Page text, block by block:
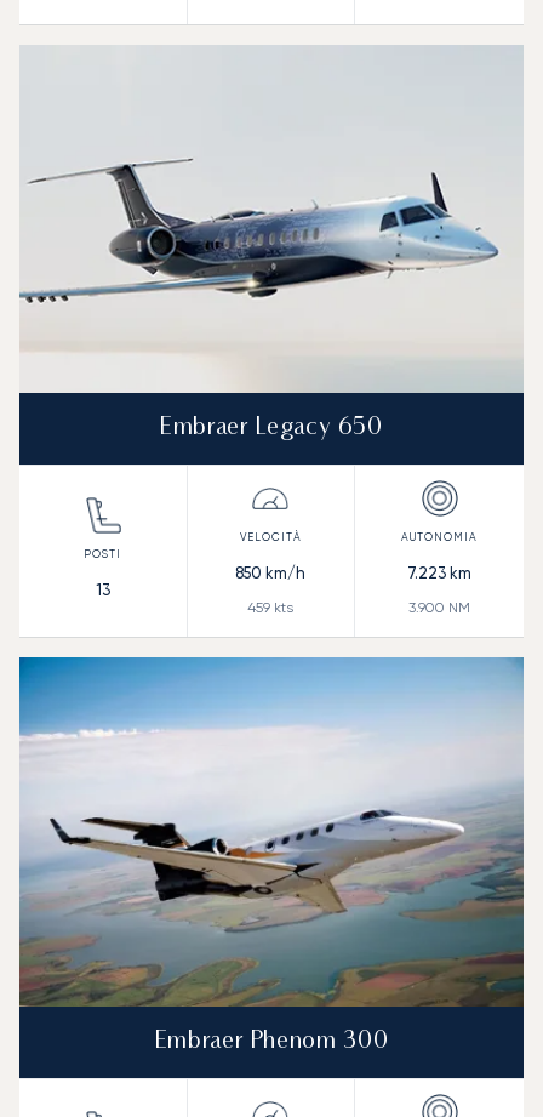
Embraer Legacy 650
13
850 km/h
459 kts
7.223 km
3.900 NM
Embraer Phenom 300